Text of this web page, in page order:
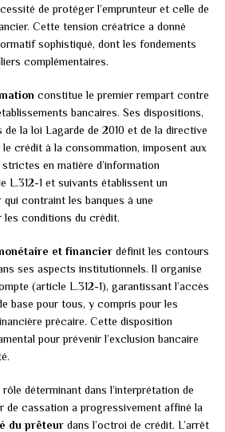
de protéger l’emprunteur et celle de
Cette tension créatrice a donné
sophistiqué, dont les fondements
complémentaires.
constitue le premier rempart contre
bancaires. Ses dispositions,
la loi Lagarde de 2010 et de la directive
crédit à la consommation, imposent aux
en matière d’information
L.312-1 et suivants établissent un
qui contraint les banques à une
conditions du crédit.
et financier définit les contours
ses aspects institutionnels. Il organise
(article L.312-1), garantissant l’accès
base pour tous, y compris pour les
précaire. Cette disposition
pour prévenir l’exclusion bancaire
déterminant dans l’interprétation de
de cassation a progressivement affiné la
du prêteur dans l’octroi de crédit. L’arrêt